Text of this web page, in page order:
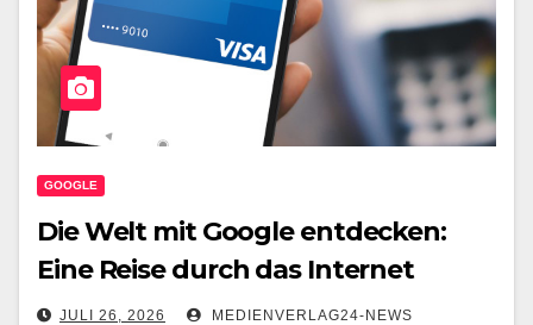
GOOGLE
Die Welt mit Google entdecken:
Eine Reise durch das Internet
JULI 26, 2026 MEDIENVERLAG24-NEWS